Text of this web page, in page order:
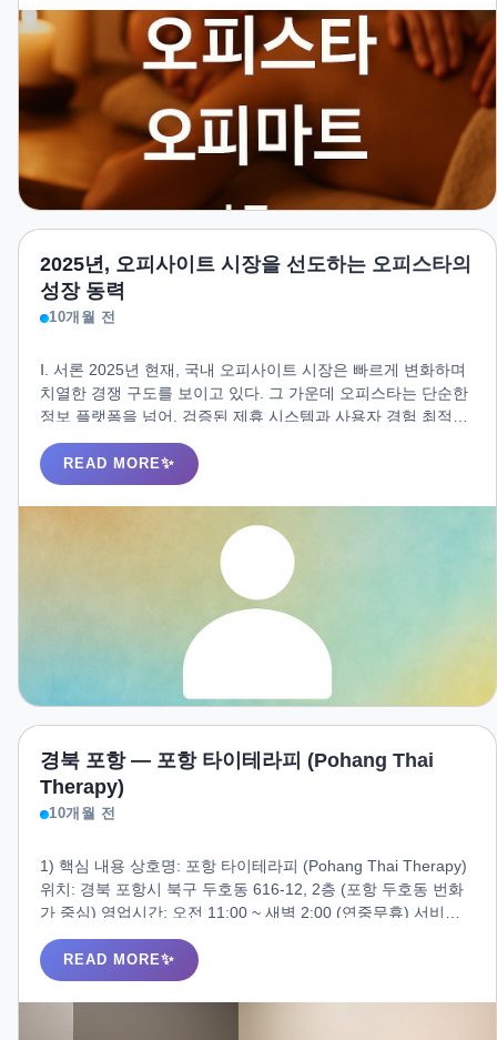
로로 자리 잡아가고 있다.
2025년, 오피사이트 시장을 선도하는 오피스타의
성장 동력
10개월 전
Ⅰ. 서론 2025년 현재, 국내 오피사이트 시장은 빠르게 변화하며
치열한 경쟁 구도를 보이고 있다. 그 가운데 오피스타는 단순한
정보 플랫폼을 넘어, 검증된 제휴 시스템과 사용자 경험 최적화
전략을 통해 업계 최상위권으로 도약하고 있다. 많은 이용자들
이 오피스타를 선택하는 이유는 단순히 업체 정보를 모아두었
기 때문이 아니다. 오피스타는 신뢰성·접근성·브랜드 확장성이
라는 세 가지 핵심 축을 기반으로, 차별화된 경쟁력을 확보하고
READ MORE
경북 포항 — 포항 타이테라피 (Pohang Thai
Therapy)
10개월 전
1) 핵심 내용 상호명: 포항 타이테라피 (Pohang Thai Therapy)
위치: 경북 포항시 북구 두호동 616-12, 2층 (포항 두호동 번화
가 중심) 영업시간: 오전 11:00 ~ 새벽 2:00 (연중무휴) 서비스:
전통 타이마사지, 아로마 오일 관리, 림프 관리, 스포츠 마사지
특징: 태국인 테라피스트 상주, 프라이빗룸, 샤워실, 무료 주차
지원 2) 소개 (인트로) 포항 타이테라피는 두호동 중심 상권에서
정통 타이와 아로마 테라피를 경험할 수 있는 전문 마사지샵입
READ MORE